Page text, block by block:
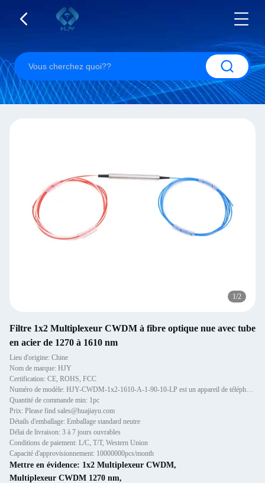
1/2
Filtre 1x2 Multiplexeur CWDM à fibre optique nue avec tube
en acier de 1270 à 1610 nm
Lieu d'origine: Chine
Nom de marque: HJY
Certification: CE, ROHS, FCC
Numéro de modèle: HJY-CWDM-1x2-1610-A-1-90-10-LP est un appareil de téléphonie mobile.
Quantité de commande min: 1pc
Prix: Please find sales@huajiayu.com
Détails d'emballage: Emballage standard neutre
Délai de livraison: 3 à 7 jours ouvrables
Conditions de paiement: L/C, T/T, Western Union
Capacité d'approvisionnement: 10000000pcs/month
Mettre en évidence: 1x2 Multiplexeur CWDM,
Multiplexeur CWDM 1270 nm,